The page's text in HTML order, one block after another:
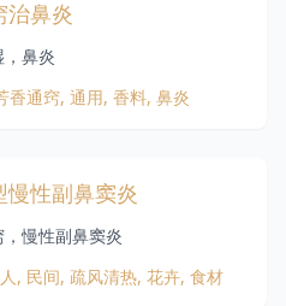
民间食疗偏方
中医膏方
《景岳全书》
治鼻炎
鼻炎
香通窍, 通用, 香料, 鼻炎
慢性副鼻窦炎
慢性副鼻窦炎
, 民间, 疏风清热, 花卉, 食材